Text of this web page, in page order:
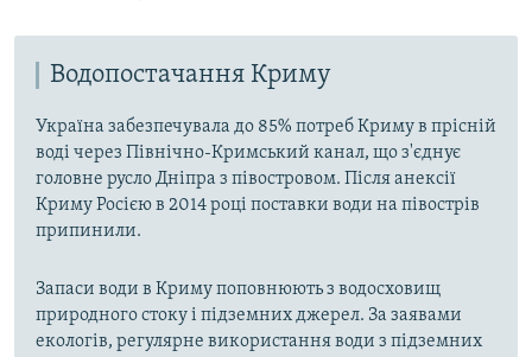
Водопостачання Криму
Україна забезпечувала до 85% потреб Криму в прісній
воді через Північно-Кримський канал, що з'єднує
головне русло Дніпра з півостровом. Після анексії
Криму Росією в 2014 році поставки води на півострів
припинили.
Запаси води в Криму поповнюють з водосховищ
природного стоку і підземних джерел. За заявами
екологів, регулярне використання води з підземних